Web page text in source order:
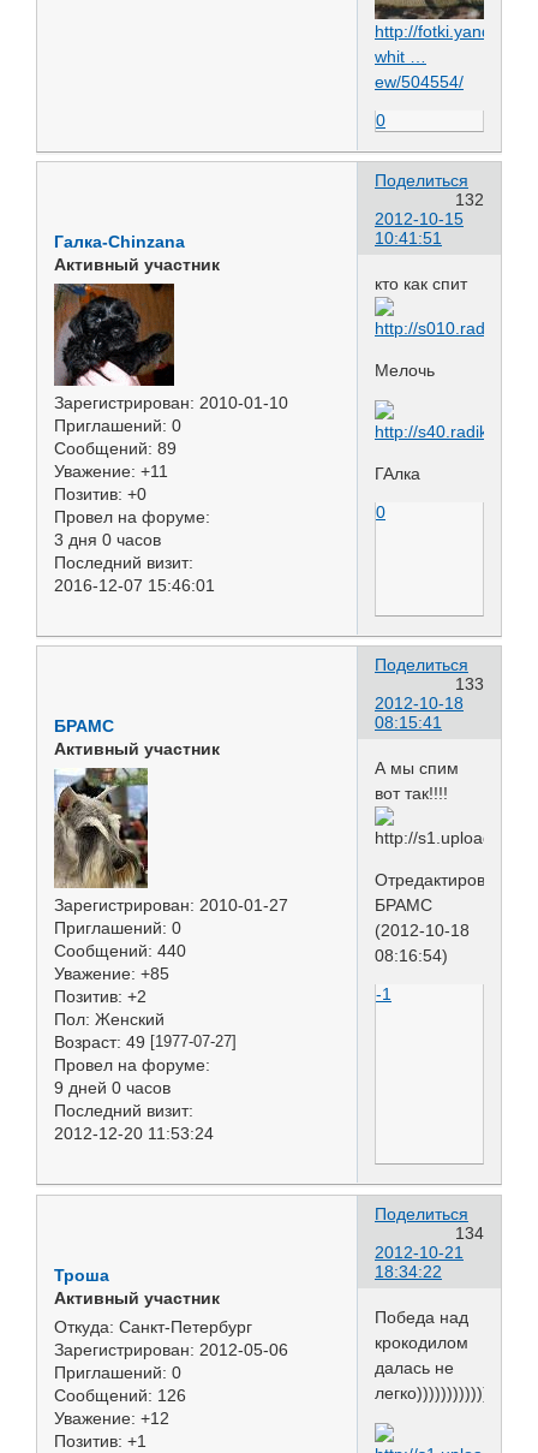
http://
whit …
ew/504554/
0
Поделиться
132
2012-10-15
10:41:51
Галка-Chinzana
Активный участник
Зарегистрирован: 2010-01-10
Приглашений: 0
Сообщений: 89
Уважение: +11
Позитив: +0
Провел на форуме:
3 дня 0 часов
Последний визит:
2016-12-07 15:46:01
кто как спит
Мелочь
ГАлка
0
Поделиться
133
2012-10-18
08:15:41
БРАМС
Активный участник
Зарегистрирован: 2010-01-27
Приглашений: 0
Сообщений: 440
Уважение: +85
Позитив: +2
Пол: Женский
Возраст: 49 [1977-07-27]
Провел на форуме:
9 дней 0 часов
Последний визит:
2012-12-20 11:53:24
А мы спим
вот так!!!!
Отредактировано
БРАМС
(2012-10-18
08:16:54)
-1
Поделиться
134
2012-10-21
18:34:22
Троша
Активный участник
Откуда: Санкт-Петербург
Зарегистрирован: 2012-05-06
Приглашений: 0
Сообщений: 126
Уважение: +12
Позитив: +1
Победа над
крокодилом
далась не
легко))))))))))))